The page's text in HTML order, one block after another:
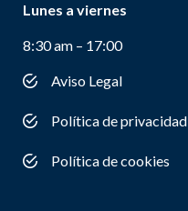
Lunes a viernes
8:30 am – 17:00
Aviso Legal
Política de privacidad
Política de cookies